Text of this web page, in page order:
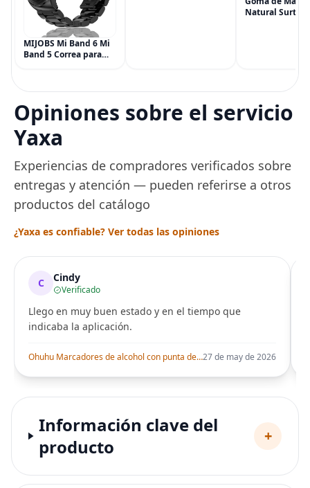
MIJOBS Mi Band 6 Mi
Band 5 Correa para
de metal para Mi
Smart Band 6
Natural
Opiniones sobre el servicio
Yaxa
Experiencias de compradores verificados sobre
entregas y atención — pueden referirse a otros
productos del catálogo
¿Yaxa es confiable? Ver todas las opiniones
C Cindy
Verificado
Llego en muy buen estado y en el tiempo que
indicaba la aplicación.
Ohuhu Marcadores de alcohol con punta de pincel – Juego de marcadores artísticos de doble punta con certificación AP para artistas adultos27 de may de 2026
Información clave del
producto
+